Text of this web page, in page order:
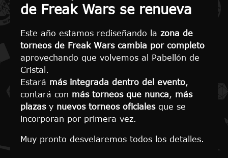
de Freak Wars se renueva
Este año estamos rediseñando la zona de
torneos de Freak Wars cambia por completo
aprovechando que volvemos al Pabellón de
Cristal.
Estará más integrada dentro del evento,
contará con más torneos que nunca, más
plazasy nuevos torneos oficialesque se
incorporan por primera vez.
Muy pronto desvelaremos todos los detalles.